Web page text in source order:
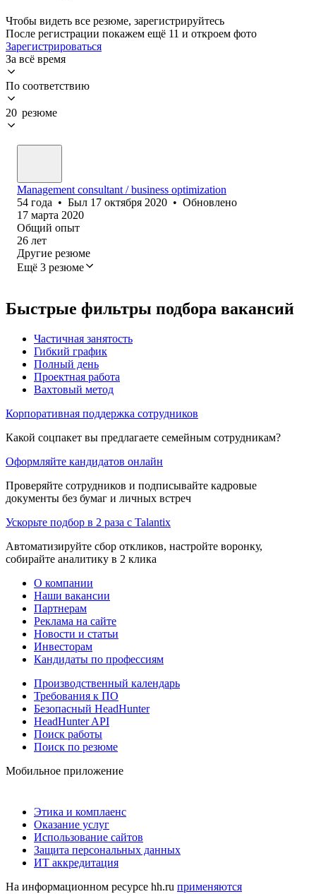
Чтобы видеть все резюме, зарегистрируйтесь
После регистрации покажем ещё 11 и откроем фото
Зарегистрироваться
За всё время
По соответствию
20 резюме
Management consultant / business optimization
54 года • Был 17 октября 2020 • Обновлено
17 марта 2020
Общий опыт
26 лет
Другие резюме
Ещё 3 резюме
Быстрые фильтры подбора вакансий
Частичная занятость
Гибкий график
Полный день
Проектная работа
Вахтовый метод
Корпоративная поддержка сотрудников
Какой соцпакет вы предлагаете семейным сотрудникам?
Оформляйте кандидатов онлайн
Проверяйте сотрудников и подписывайте кадровые
документы без бумаг и личных встреч
Ускорьте подбор в 2 раза с Talantix
Автоматизируйте сбор откликов, настройте воронку,
собирайте аналитику в 2 клика
О компании
Наши вакансии
Партнерам
Реклама на сайте
Новости и статьи
Инвесторам
Кандидаты по профессиям
Производственный календарь
Требования к ПО
Безопасный HeadHunter
HeadHunter API
Поиск работы
Поиск по резюме
Мобильное приложение
Этика и комплаенс
Оказание услуг
Использование сайтов
Защита персональных данных
ИТ аккредитация
На информационном ресурсе hh.ru применяются